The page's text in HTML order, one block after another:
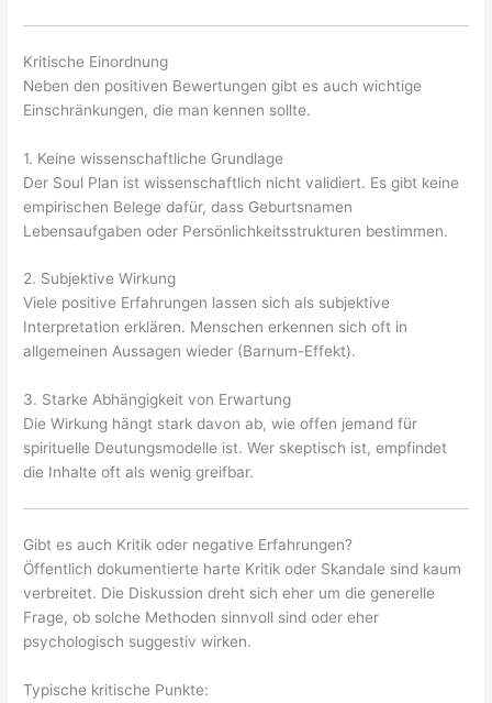
Kritische Einordnung
Neben den positiven Bewertungen gibt es auch wichtige
Einschränkungen, die man kennen sollte.
1. Keine wissenschaftliche Grundlage
Der Soul Plan ist wissenschaftlich nicht validiert. Es gibt keine
empirischen Belege dafür, dass Geburtsnamen
Lebensaufgaben oder Persönlichkeitsstrukturen bestimmen.
2. Subjektive Wirkung
Viele positive Erfahrungen lassen sich als subjektive
Interpretation erklären. Menschen erkennen sich oft in
allgemeinen Aussagen wieder (Barnum-Effekt).
3. Starke Abhängigkeit von Erwartung
Die Wirkung hängt stark davon ab, wie offen jemand für
spirituelle Deutungsmodelle ist. Wer skeptisch ist, empfindet
die Inhalte oft als wenig greifbar.
Gibt es auch Kritik oder negative Erfahrungen?
Öffentlich dokumentierte harte Kritik oder Skandale sind kaum
verbreitet. Die Diskussion dreht sich eher um die generelle
Frage, ob solche Methoden sinnvoll sind oder eher
psychologisch suggestiv wirken.
Typische kritische Punkte: